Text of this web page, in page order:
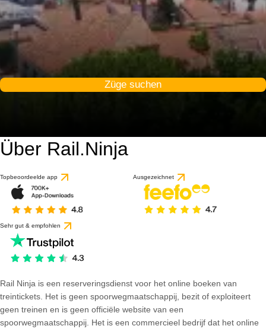
Züge suchen
Über Rail.Ninja
Topbeoordeelde app Ausgezeichnet
Sehr gut & empfohlen
Rail Ninja is een reserveringsdienst voor het online boeken van
treintickets. Het is geen spoorwegmaatschappij, bezit of exploiteert
geen treinen en is geen officiële website van een
spoorwegmaatschappij. Het is een commercieel bedrijf dat het online
basierend auf 62